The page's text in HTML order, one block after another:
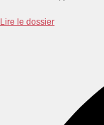
Lire le dossier